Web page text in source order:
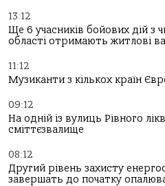
13:12
Ще 6 учасників бойових дій з
області отримають житлові
11:12
Музиканти з кількох країн
09:12
На одній із вулиць Рівного
сміттєзвалище
08:12
Другий рівень захисту
завершать до початку